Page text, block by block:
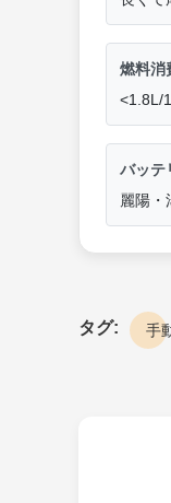
燃料消
<1.8L/
バッテ
麗陽・
タグ: 手